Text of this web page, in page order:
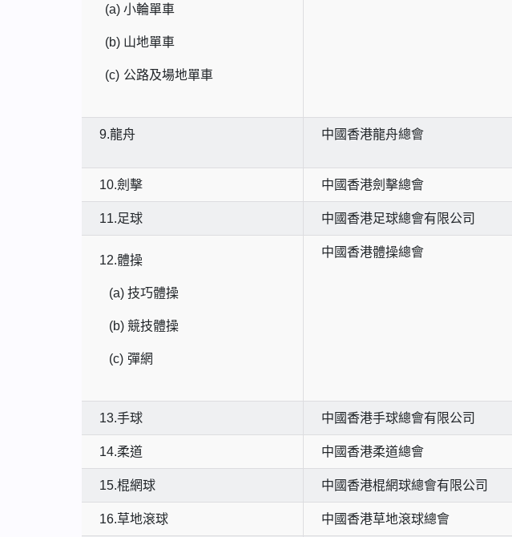
(a) 小輪單車
(b) 山地單車
(c) 公路及場地單車
9.龍舟 中國香港龍舟總會
10.劍擊 中國香港劍擊總會
11.足球 中國香港足球總會有限公司
12.體操
(a) 技巧體操
(b) 競技體操
(c) 彈網
中國香港體操總會
13.手球 中國香港手球總會有限公司
14.柔道 中國香港柔道總會
15.棍網球 中國香港棍網球總會有限公司
16.草地滾球 中國香港草地滾球總會